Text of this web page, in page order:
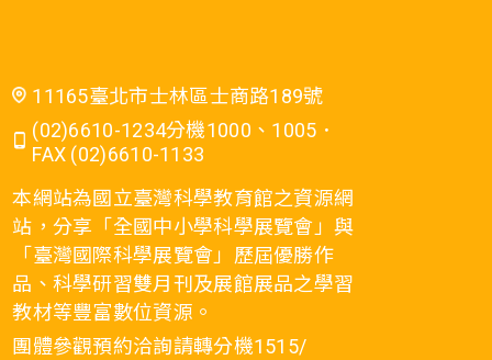
11165臺北市士林區士商路189號
(02)6610-1234分機1000、1005．
FAX (02)6610-1133
本網站為國立臺灣科學教育館之資源網
站，分享「全國中小學科學展覽會」與
「臺灣國際科學展覽會」歷屆優勝作
品、科學研習雙月刊及展館展品之學習
教材等豐富數位資源。
團體參觀預約洽詢請轉分機1515/